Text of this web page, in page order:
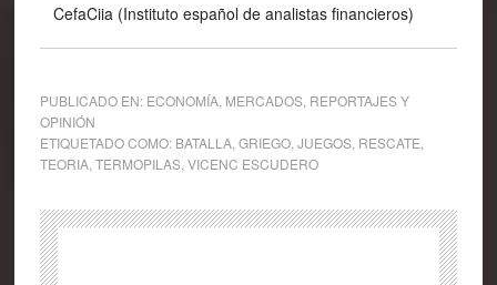
Cefa­Ciia (Instituto español de analistas financieros)
PUBLICADO EN: ECONOMÍA, MERCADOS, REPORTAJES Y
OPINIÓN
ETIQUETADO COMO: BATALLA, GRIEGO, JUEGOS, RESCATE
TEORIA, TERMOPILAS, VICENC ESCUDERO